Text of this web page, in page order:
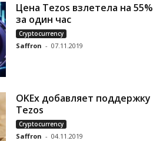
Цена Tezos взлетела на 55%
за один час
Cryptocurrency
Saffron - 07.11.2019
OKEx добавляет поддержку
Tezos
Cryptocurrency
Saffron - 04.11.2019